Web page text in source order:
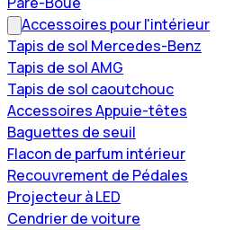
Accessoires pour l'intérieur
Tapis de sol Mercedes-Benz
Tapis de sol AMG
Tapis de sol caoutchouc
Accessoires Appuie-têtes
Baguettes de seuil
Flacon de parfum intérieur
Recouvrement de Pédales
Projecteur à LED
Cendrier de voiture